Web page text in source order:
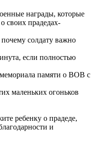
награды, которые
своих прадедах-
солдату важно
если полностью
мемориала памяти о ВОВ с
маленьких огоньков
ребенку о прадеде,
и